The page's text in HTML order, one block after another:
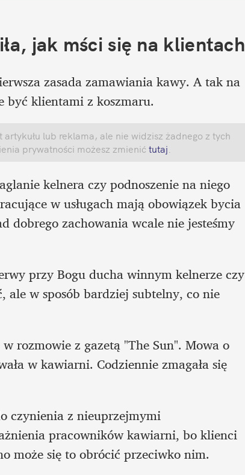
jak mści się na klientach
zasada zamawiania kawy. A tak na
klientami z koszmaru.
lub reklama, ale nie widzisz żadnego z tych
prywatności możesz zmienić tutaj.
kelnera czy podnoszenie na niego
w usługach mają obowiązek bycia
dobrego zachowania wcale nie jesteśmy
przy Bogu ducha winnym kelnerze czy
ale w sposób bardziej subtelny, co nie
rozmowie z gazetą "The Sun". Mowa o
w kawiarni. Codziennie zmagała się
czynienia z nieuprzejmymi
pracowników kawiarni, bo klienci
może się to obrócić przeciwko nim.